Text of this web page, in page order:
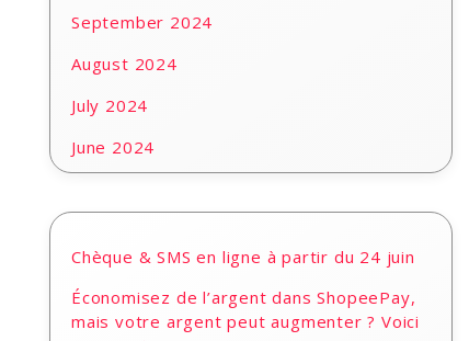
September 2024
August 2024
July 2024
June 2024
Chèque & SMS en ligne à partir du 24 juin
Économisez de l’argent dans ShopeePay,
mais votre argent peut augmenter ? Voici